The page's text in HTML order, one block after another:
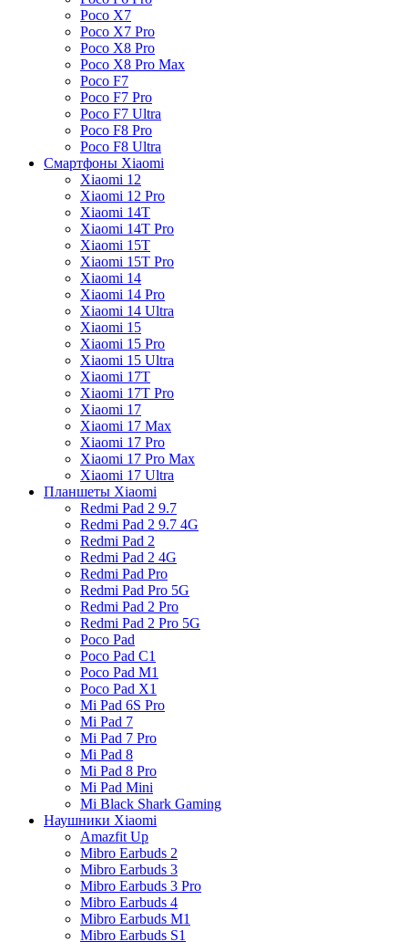
Poco X7
Poco X7 Pro
Poco X8 Pro
Poco X8 Pro Max
Poco F7
Poco F7 Pro
Poco F7 Ultra
Poco F8 Pro
Poco F8 Ultra
Смартфоны Xiaomi
Xiaomi 12
Xiaomi 12 Pro
Xiaomi 14T
Xiaomi 14T Pro
Xiaomi 15T
Xiaomi 15T Pro
Xiaomi 14
Xiaomi 14 Pro
Xiaomi 14 Ultra
Xiaomi 15
Xiaomi 15 Pro
Xiaomi 15 Ultra
Xiaomi 17T
Xiaomi 17T Pro
Xiaomi 17
Xiaomi 17 Max
Xiaomi 17 Pro
Xiaomi 17 Pro Max
Xiaomi 17 Ultra
Планшеты Xiaomi
Redmi Pad 2 9.7
Redmi Pad 2 9.7 4G
Redmi Pad 2
Redmi Pad 2 4G
Redmi Pad Pro
Redmi Pad Pro 5G
Redmi Pad 2 Pro
Redmi Pad 2 Pro 5G
Poco Pad
Poco Pad C1
Poco Pad M1
Poco Pad X1
Mi Pad 6S Pro
Mi Pad 7
Mi Pad 7 Pro
Mi Pad 8
Mi Pad 8 Pro
Mi Pad Mini
Mi Black Shark Gaming
Наушники Xiaomi
Amazfit Up
Mibro Earbuds 2
Mibro Earbuds 3
Mibro Earbuds 3 Pro
Mibro Earbuds 4
Mibro Earbuds M1
Mibro Earbuds S1